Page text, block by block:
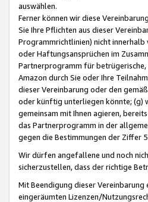
auswählen.
Ferner können wir diese
Sie Ihre Pflichten aus dieser
Programmrichtlinien) nicht innerhalb
oder Haftungsansprüchen im
Partnerprogramm für betrügerische,
Amazon durch Sie oder Ihre
dieser Vereinbarung oder den
oder künftig unterliegen könnte; (g)
gemeinsam mit Ihnen agieren,
das Partnerprogramm in der
gegen die Bestimmungen der Ziffer
Wir dürfen angefallene und noch
sicherzustellen, dass der richtige
Mit Beendigung dieser
eingeräumten Lizenzen/